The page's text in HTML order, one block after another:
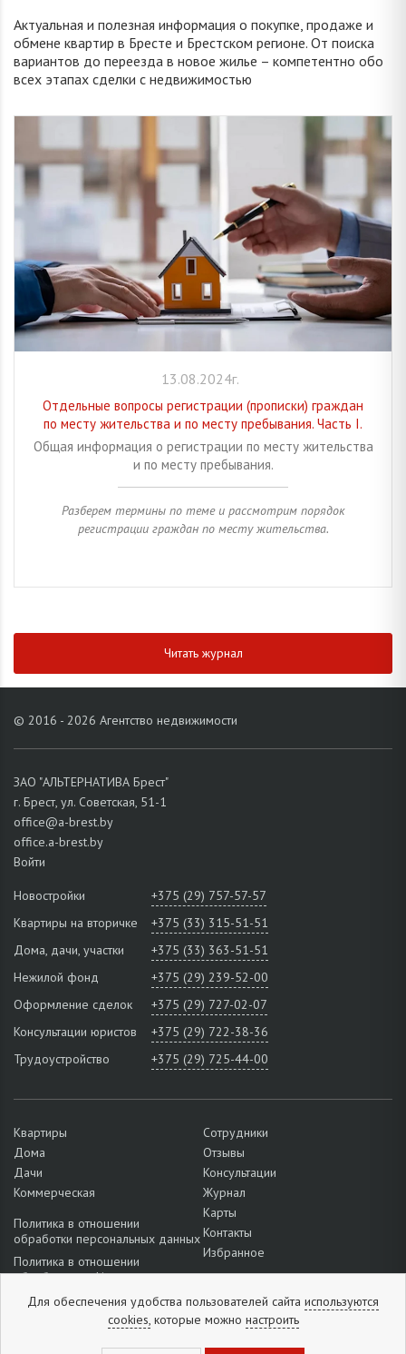
Актуальная и полезная информация о покупке, продаже и
обмене квартир в Бресте и Брестском регионе. От поиска
вариантов до переезда в новое жилье – компетентно обо
всех этапах сделки с недвижимостью
13.08.2024г.
Отдельные вопросы регистрации (прописки) граждан
по месту жительства и по месту пребывания. Часть I.
Общая информация о регистрации по месту жительства
и по месту пребывания.
Разберем термины по теме и рассмотрим порядок
регистрации граждан по месту жительства.
Читать журнал
© 2016 - 2026 Агентство недвижимости
ЗАО "АЛЬТЕРНАТИВА Брест"
г. Брест, ул. Советская, 51-1
office@a-brest.by
office.a-brest.by
Войти
Новостройки
+375 (29) 757-57-57
Квартиры на вторичке
+375 (33) 315-51-51
Дома, дачи, участки
+375 (33) 363-51-51
Нежилой фонд
+375 (29) 239-52-00
Оформление сделок
+375 (29) 727-02-07
Консультации юристов
+375 (29) 722-38-36
Трудоустройство
+375 (29) 725-44-00
Квартиры
Дома
Дачи
Коммерческая
Политика в отношении
обработки персональных данных
Политика в отношении
обработки cookie
Подробнее о настройках файлов
Сотрудники
Отзывы
Консультации
Журнал
Карты
Контакты
Избранное
Для обеспечения удобства пользователей сайта используются
cookies,которые можно настроить